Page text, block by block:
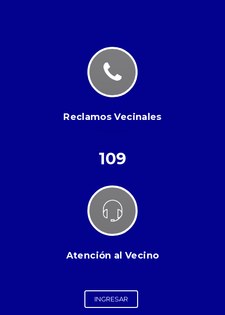
Reclamos Vecinales
109
Atención al Vecino
INGRESAR